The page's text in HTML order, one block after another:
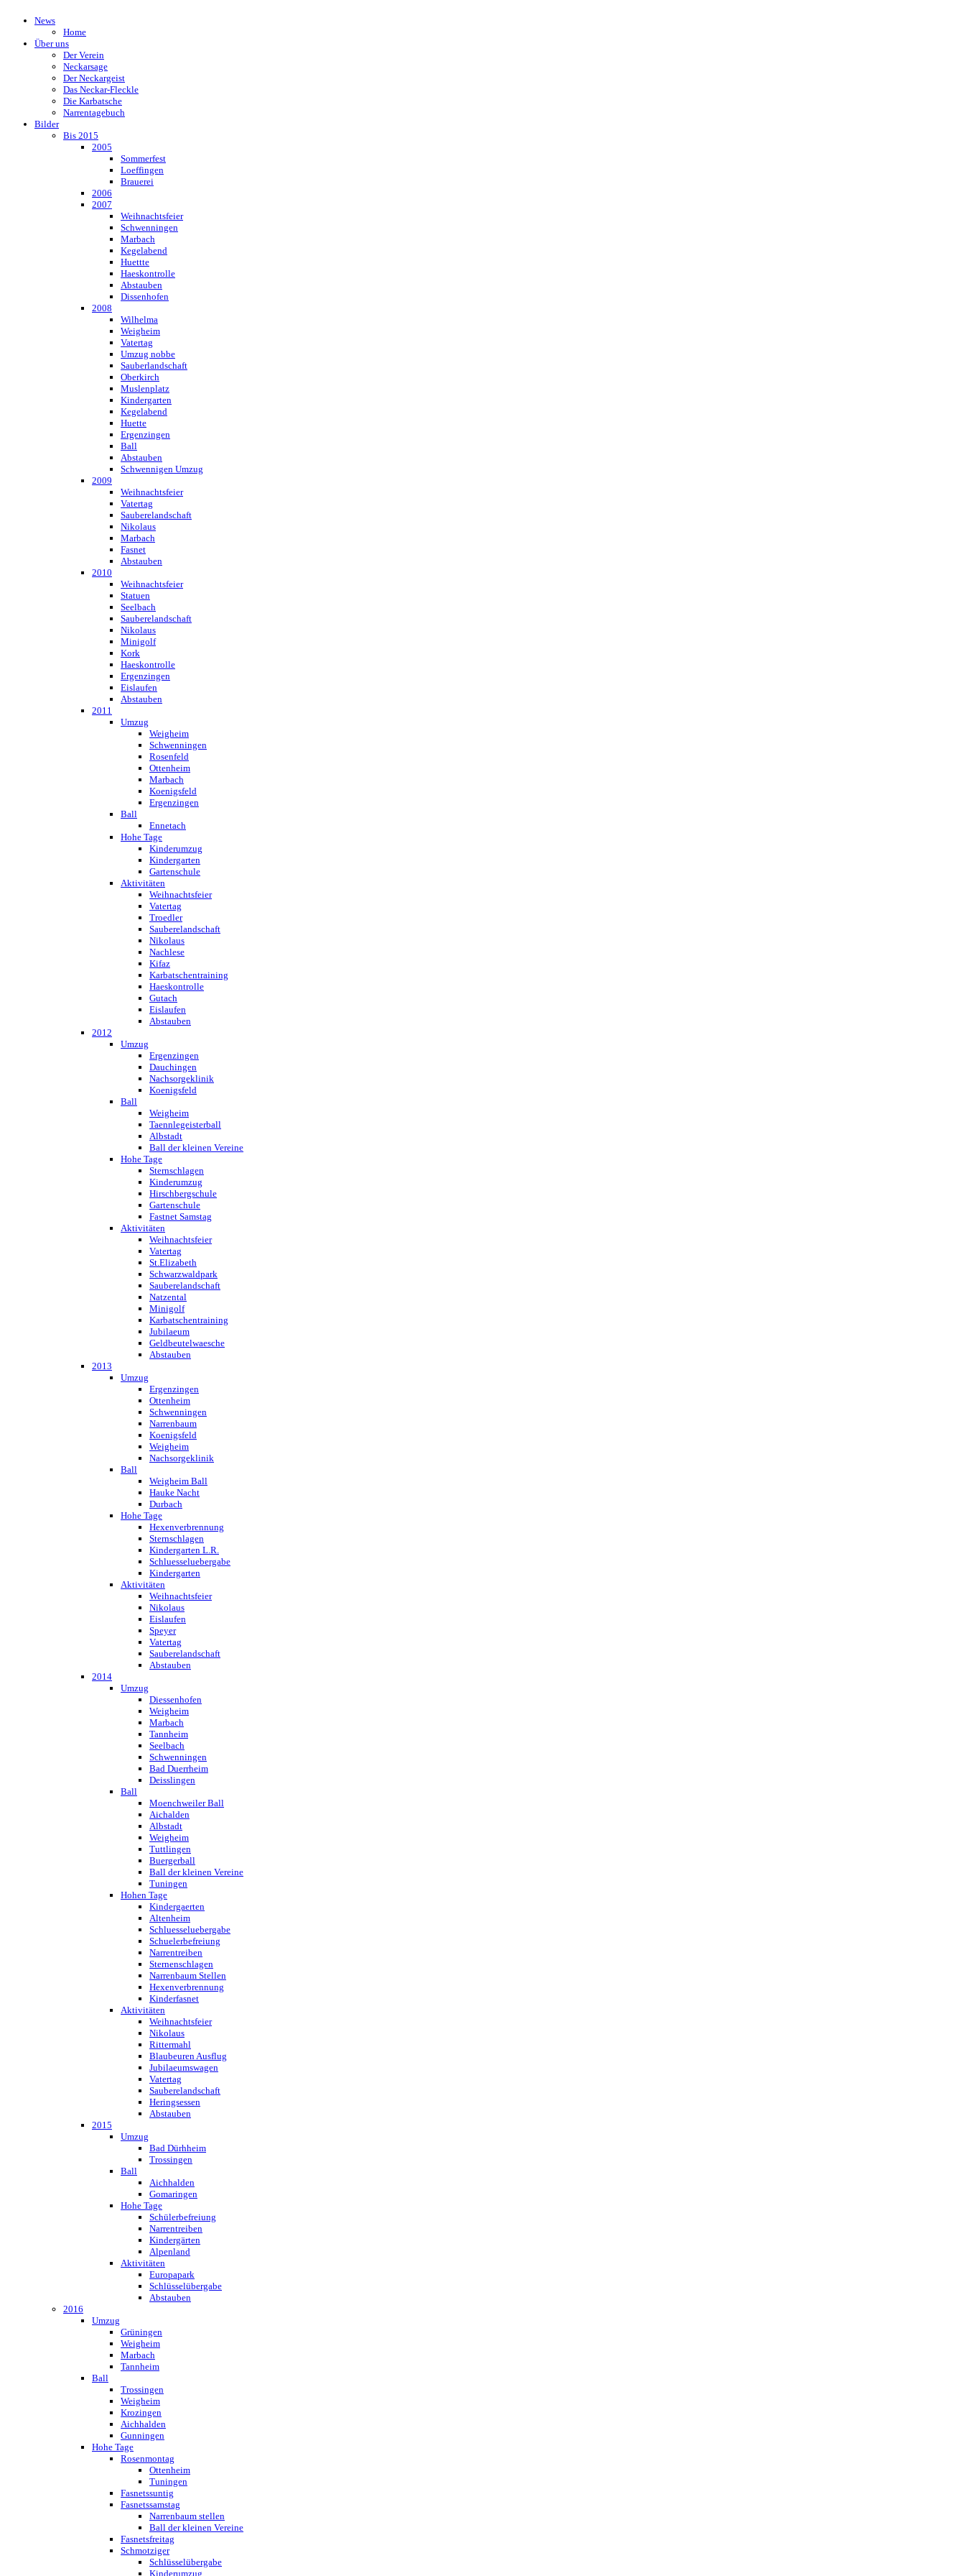
News
Home
Über uns
Der Verein
Neckarsage
Der Neckargeist
Das Neckar-Fleckle
Die Karbatsche
Narrentagebuch
Bilder
Bis 2015
2005
Sommerfest
Loeffingen
Brauerei
2006
2007
Weihnachtsfeier
Schwenningen
Marbach
Kegelabend
Huettte
Haeskontrolle
Abstauben
Dissenhofen
2008
Wilhelma
Weigheim
Vatertag
Umzug nobbe
Sauberlandschaft
Oberkirch
Muslenplatz
Kindergarten
Kegelabend
Huette
Ergenzingen
Ball
Abstauben
Schwennigen Umzug
2009
Weihnachtsfeier
Vatertag
Sauberelandschaft
Nikolaus
Marbach
Fasnet
Abstauben
2010
Weihnachtsfeier
Statuen
Seelbach
Sauberelandschaft
Nikolaus
Minigolf
Kork
Haeskontrolle
Ergenzingen
Eislaufen
Abstauben
2011
Umzug
Weigheim
Schwenningen
Rosenfeld
Ottenheim
Marbach
Koenigsfeld
Ergenzingen
Ball
Ennetach
Hohe Tage
Kinderumzug
Kindergarten
Gartenschule
Aktivitäten
Weihnachtsfeier
Vatertag
Troedler
Sauberelandschaft
Nikolaus
Nachlese
Kifaz
Karbatschentraining
Haeskontrolle
Gutach
Eislaufen
Abstauben
2012
Umzug
Ergenzingen
Dauchingen
Nachsorgeklinik
Koenigsfeld
Ball
Weigheim
Taennlegeisterball
Albstadt
Ball der kleinen Vereine
Hohe Tage
Sternschlagen
Kinderumzug
Hirschbergschule
Gartenschule
Fastnet Samstag
Aktivitäten
Weihnachtsfeier
Vatertag
St.Elizabeth
Schwarzwaldpark
Sauberelandschaft
Natzental
Minigolf
Karbatschentraining
Jubilaeum
Geldbeutelwaesche
Abstauben
2013
Umzug
Ergenzingen
Ottenheim
Schwenningen
Narrenbaum
Koenigsfeld
Weigheim
Nachsorgeklinik
Ball
Weigheim Ball
Hauke Nacht
Durbach
Hohe Tage
Hexenverbrennung
Sternschlagen
Kindergarten L.R.
Schluesseluebergabe
Kindergarten
Aktivitäten
Weihnachtsfeier
Nikolaus
Eislaufen
Speyer
Vatertag
Sauberelandschaft
Abstauben
2014
Umzug
Diessenhofen
Weigheim
Marbach
Tannheim
Seelbach
Schwenningen
Bad Duerrheim
Deisslingen
Ball
Moenchweiler Ball
Aichalden
Albstadt
Weigheim
Tuttlingen
Buergerball
Ball der kleinen Vereine
Tuningen
Hohen Tage
Kindergaerten
Altenheim
Schluesseluebergabe
Schuelerbefreiung
Narrentreiben
Sternenschlagen
Narrenbaum Stellen
Hexenverbrennung
Kinderfasnet
Aktivitäten
Weihnachtsfeier
Nikolaus
Rittermahl
Blaubeuren Ausflug
Jubilaeumswagen
Vatertag
Sauberelandschaft
Heringsessen
Abstauben
2015
Umzug
Bad Dürhheim
Trossingen
Ball
Aichhalden
Gomaringen
Hohe Tage
Schülerbefreiung
Narrentreiben
Kindergärten
Alpenland
Aktivitäten
Europapark
Schlüsselübergabe
Abstauben
2016
Umzug
Grüningen
Weigheim
Marbach
Tannheim
Ball
Trossingen
Weigheim
Krozingen
Aichhalden
Gunningen
Hohe Tage
Rosenmontag
Ottenheim
Tuningen
Fasnetssuntig
Fasnetssamstag
Narrenbaum stellen
Ball der kleinen Vereine
Fasnetsfreitag
Schmotziger
Schlüsselübergabe
Kinderumzug